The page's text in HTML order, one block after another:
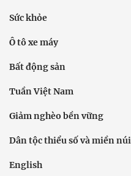
Sức khỏe
Ô tô xe máy
Bất động sản
Tuần Việt Nam
Giảm nghèo bền vững
Dân tộc thiểu số và miền núi
English